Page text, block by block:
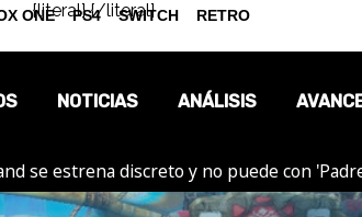
{literal}{/literal}
NOTICIAS
OPINIÓN
ANÁLISIS
se estrena discreto y no puede con
ONE PS4 SWITCH RETRO